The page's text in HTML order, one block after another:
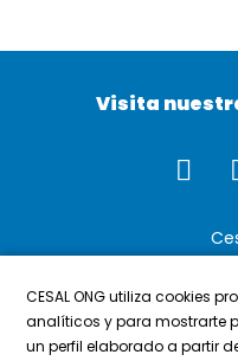
Visita
Aviso legal y
CESAL ONG utiliza cookies
analíticos y para mostrarte
un perfil elaborado a partir